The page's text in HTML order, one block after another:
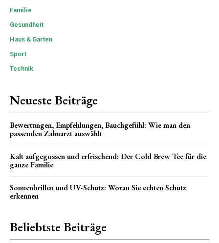
Familie
Gesundheit
Haus & Garten
Sport
Technik
Neueste Beiträge
Bewertungen, Empfehlungen, Bauchgefühl: Wie man den
passenden Zahnarzt auswählt
Kalt aufgegossen und erfrischend: Der Cold Brew Tee für die
ganze Familie
Sonnenbrillen und UV-Schutz: Woran Sie echten Schutz
erkennen
Beliebtste Beiträge